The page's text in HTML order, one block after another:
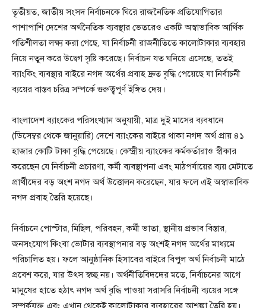
তৃতীয়ত, জাতীয় সংসদ নির্বাচনকে ঘিরে রাজনৈতিক প্রতিযোগিতার
পাশাপাশি দেশের অর্থনৈতিক ব্যবস্থার ভেতরেও একটি অস্বাভাবিক আর্থিক
গতিশীলতা লক্ষ্য করা গেছে, যা নির্বাচনী রাজনীতিতে কালোটাকার ব্যবহার
নিয়ে নতুন করে উদ্বেগ সৃষ্টি করেছে। নির্বাচন যত ঘনিয়ে এসেছে, ততই
ব্যাংকিং ব্যবস্থার বাইরে নগদ অর্থের প্রবাহ দ্রুত বৃদ্ধি পেয়েছে যা নির্বাচনী
ব্যয়ের বাস্তব চরিত্র সম্পর্কে গুরুত্বপূর্ণ ইঙ্গিত দেয়।
বাংলাদেশ ব্যাংকের পরিসংখ্যান অনুযায়ী, মাত্র দুই মাসের ব্যবধানে
(ডিসেম্বর থেকে জানুয়ারি) দেশে ব্যাংকের বাইরে থাকা নগদ অর্থ প্রায় ৪১
হাজার কোটি টাকা বৃদ্ধি পেয়েছে। কেন্দ্রীয় ব্যাংকের কর্মকর্তারাও স্বীকার
করেছেন যে নির্বাচনী প্রচারণা, কর্মী ব্যবস্থাপনা এবং মাঠপর্যায়ের ব্যয় মেটাতে
প্রার্থীদের বড় অংশ নগদ অর্থ উত্তোলন করেছেন, যার ফলে এই অস্বাভাবিক
নগদ প্রবাহ তৈরি হয়েছে।
নির্বাচনে পোস্টার, মিছিল, পরিবহন, কর্মী ভাতা, স্থানীয় প্রভাব বিস্তার,
জনসংযোগ কিংবা ভোটার ব্যবস্থাপনার বড় অংশই নগদ অর্থের মাধ্যমে
পরিচালিত হয়। ফলে আনুষ্ঠানিক হিসাবের বাইরে বিপুল অর্থ নির্বাচনী মাঠে
প্রবেশ করে, যার উৎস স্বচ্ছ নয়। অর্থনীতিবিদদের মতে, নির্বাচনের আগে
মানুষের হাতে হঠাৎ নগদ অর্থ বৃদ্ধি পাওয়া সরাসরি নির্বাচনী ব্যয়ের সঙ্গে
সম্পর্কযুক্ত এবং এখান থেকেই কালোটাকার ব্যবহারের আশঙ্কা তৈরি হয়।